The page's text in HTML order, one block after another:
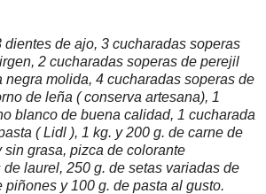
dientes de ajo, 3 cucharadas soperas
2 cucharadas soperas de perejil
negra molida, 4 cucharadas soperas de
de leña ( conserva artesana), 1
blanco de buena calidad, 1 cucharada
( Lidl ), 1 kg. y 200 g. de carne de
sin grasa, pizca de colorante
laurel, 250 g. de setas variadas de
piñones y 100 g. de pasta al gusto.